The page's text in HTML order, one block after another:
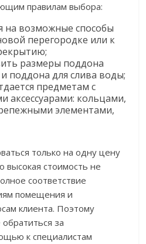
правилам выбора:
на возможные способы
перегородке или к
размеры поддона
поддона для слива воды;
предметам с
аксессуарами: кольцами,
элементами,
только на одну цену
высокая стоимость не
соответствие
помещения и
клиента. Поэтому
за
к специалистам